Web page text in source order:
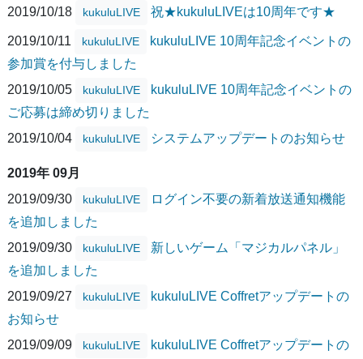
2019/10/18
kukuluLIVE 祝★kukuluLIVEは10周年です★
2019/10/11 kukuluLIVE
kukuluLIVE 10周年記念イベントの
参加賞を付与しました
2019/10/05
kukuluLIVE
kukuluLIVE 10周年記念イベントの
ご応募は締め切りました
2019/10/04
kukuluLIVE システムアップデートのお知らせ
2019年 09月
2019/09/30
kukuluLIVE
ログイン不要の新着放送通知機能
を追加しました
2019/09/30
kukuluLIVE
新しいゲーム「マジカルパネル」
を追加しました
2019/09/27
kukuluLIVE
kukuluLIVE Coffretアップデートの
お知らせ
2019/09/09
kukuluLIVE
kukuluLIVE Coffretアップデートの